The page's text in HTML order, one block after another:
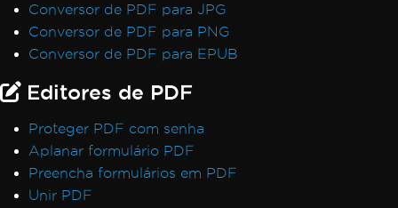
Conversor de PDF para JPG
Conversor de PDF para PNG
Conversor de PDF para EPUB
Editores de PDF
Proteger PDF com senha
Aplanar formulário PDF
Preencha formulários em PDF
Unir PDF